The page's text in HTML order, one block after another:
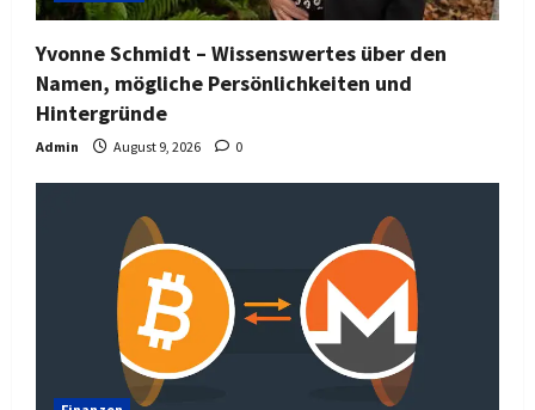
Yvonne Schmidt – Wissenswertes über den
Namen, mögliche Persönlichkeiten und
Hintergründe
Admin August 9, 2026 0